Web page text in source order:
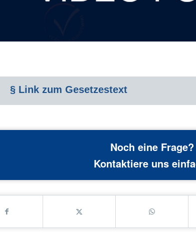
§ Link zum Gesetzestext
Noch eine Frage?
Kontaktiere uns